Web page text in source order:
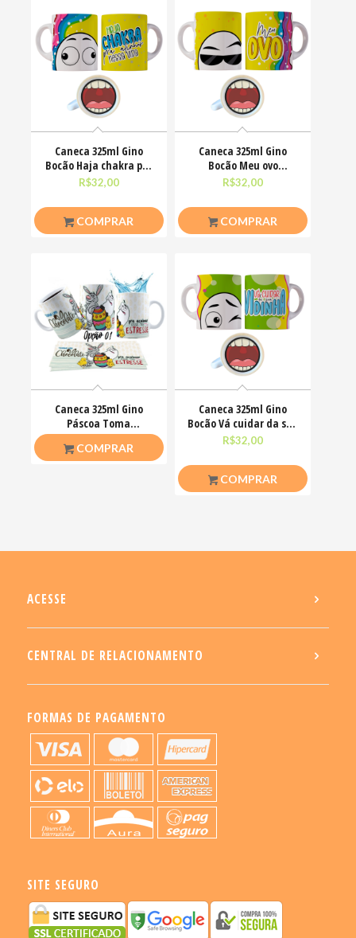
Caneca 325ml Gino
Bocão Haja chakra pra
alinha nessa vida
R$32,00
COMPRAR
Caneca 325ml Gino
Bocão Meu ovo
Engraçadas Meme
R$32,00
COMPRAR
Caneca 325ml Gino
Páscoa Toma
chocolate pra acalmar
esse teu estresse
COMPRAR
Caneca 325ml Gino
Bocão Vá cuidar da sua
vidinha Engraçadas
R$32,00
COMPRAR
ACESSE
CENTRAL DE RELACIONAMENTO
FORMAS DE PAGAMENTO
SITE SEGURO